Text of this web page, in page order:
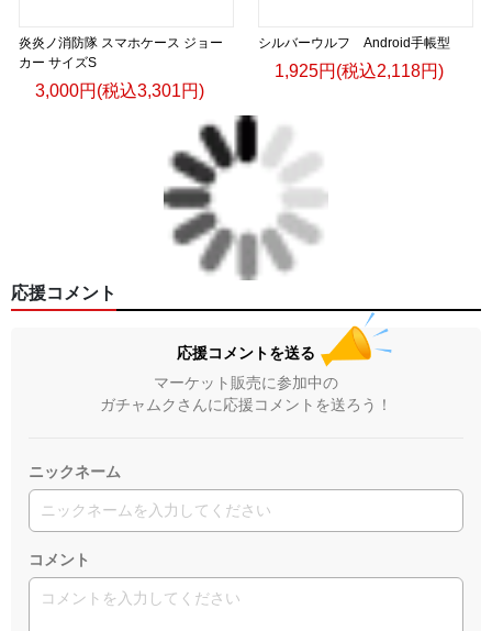
炎炎ノ消防隊 スマホケース ジョー
カー サイズS
3,000円(税込3,301円)
シルバーウルフ Android手帳型
1,925円(税込2,118円)
応援コメント
応援コメントを送る
マーケット販売に参加中の
ガチャムクさんに応援コメントを送ろう！
ニックネーム
コメント